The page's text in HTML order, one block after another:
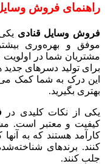
راهنمای فروش
فروش وسایل قنادی
موفق و بهره‌وری
مشتریان شما در اولویت
برای تولید دسرهای جدید
این درک به شما کمک
بهتری بگیرید.
یکی از نکات کلیدی در
کیفیت و معتبر است.
کارآمد هستند که به
کنند. برندهای
جلب کنند.